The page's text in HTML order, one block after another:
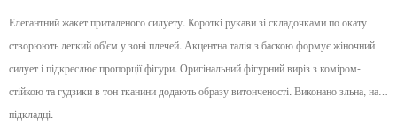
Елегантний жакет приталеного силуету. Короткі рукави зі складочками по окату
створюють легкий об'єм у зоні плечей. Акцентна талія з баскою формує жіночний
силует і підкреслює пропорції фігури. Оригінальний фігурний виріз з коміром-
стійкою та гудзики в тон тканини додають образу витонченості. Виконано зльна, на
підкладці.